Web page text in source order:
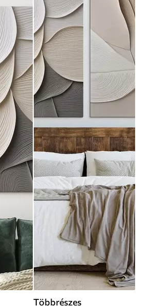
Többrészes